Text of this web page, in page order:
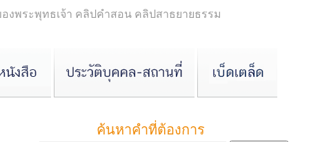
งพระพุทธเจ้า คลิปคำสอน คลิปสาธยายธรรม
ค้นหาคำที่ต้องการ